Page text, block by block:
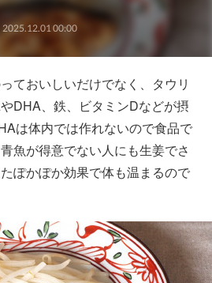
2025.12.01 00:00
ておいしいだけでなく、タウリ
DHA、鉄、ビタミンDなどが摂
は体内では作れないので食品で
魚が得意でない人にも生姜でさ
ぽかぽか効果で体も温まるので